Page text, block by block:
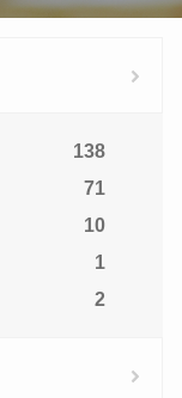
138
71
10
1
2